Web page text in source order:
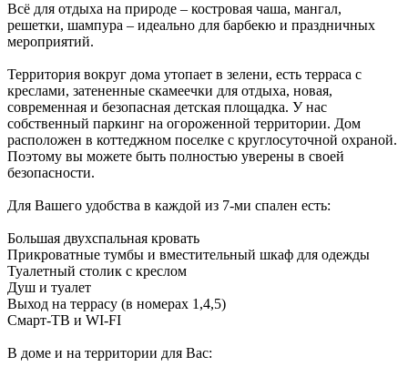
Всё для отдыха на природе – костровая чаша, мангал,
решетки, шампура – идеально для барбекю и праздничных
мероприятий.
Территория вокруг дома утопает в зелени, есть терраса с
креслами, затененные скамеечки для отдыха, новая,
современная и безопасная детская площадка. У нас
собственный паркинг на огороженной территории. Дом
расположен в коттеджном поселке с круглосуточной охраной.
Поэтому вы можете быть полностью уверены в своей
безопасности.
Для Вашего удобства в каждой из 7-ми спален есть:
Большая двухспальная кровать
Прикроватные тумбы и вместительный шкаф для одежды
Туалетный столик с креслом
Душ и туалет
Выход на террасу (в номерах 1,4,5)
Смарт-ТВ и WI-FI
В доме и на территории для Вас: